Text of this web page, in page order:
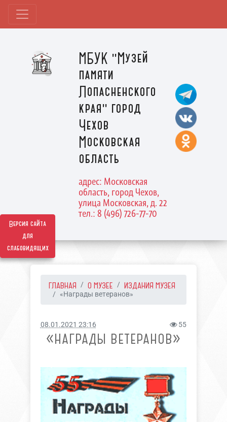
Версия сайта
для
слабовидящих
МБУК "Музей
памяти
Лопасненского
края" город
Чехов
Московская
область
адрес: Московская
область, город Чехов,
улица Московская, д. 22
тел.: 8 (496) 726-77-70
ГЛАВНАЯ О МУЗЕЕ ИЗДАНИЯ МУЗЕЯ
«Награды ветеранов»
08.01.2021 23:16 55
«НАГРАДЫ ВЕТЕРАНОВ»